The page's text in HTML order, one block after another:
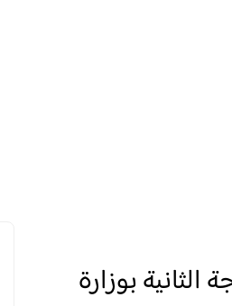
من الدرجة الثانية بوزارة